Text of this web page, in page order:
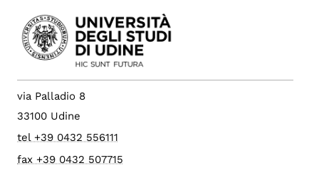
via Palladio 8
33100 Udine
tel +39 0432 556111
fax +39 0432 507715